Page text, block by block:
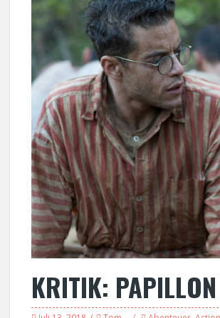
KRITIK: PAPILLON